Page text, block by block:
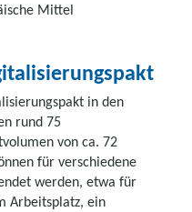
Mittel
in den
rund 75
von ca. 72
für verschiedene
werden, etwa für
Arbeitsplatz, ein